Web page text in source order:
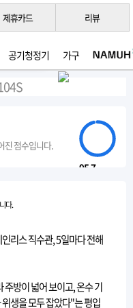
공기청정기 가구
제휴카드 리뷰
받기 →
진 점수입니다.
95.7
다.
리스 직수관, 5일마다 전해
주방이 넓어 보이고, 온수 기
생을 모두 잡았다"는 평입